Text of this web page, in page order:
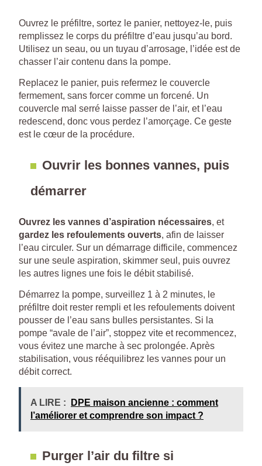
Ouvrez le préfiltre, sortez le panier, nettoyez-le, puis
remplissez le corps du préfiltre d’eau jusqu’au bord.
Utilisez un seau, ou un tuyau d’arrosage, l’idée est de
chasser l’air contenu dans la pompe.
Replacez le panier, puis refermez le couvercle
fermement, sans forcer comme un forcené. Un
couvercle mal serré laisse passer de l’air, et l’eau
redescend, donc vous perdez l’amorçage. Ce geste
est le cœur de la procédure.
Ouvrir les bonnes vannes, puis
démarrer
Ouvrez les vannes d’aspiration nécessaires, et
gardez les refoulements ouverts, afin de laisser
l’eau circuler. Sur un démarrage difficile, commencez
sur une seule aspiration, skimmer seul, puis ouvrez
les autres lignes une fois le débit stabilisé.
Démarrez la pompe, surveillez 1 à 2 minutes, le
préfiltre doit rester rempli et les refoulements doivent
pousser de l’eau sans bulles persistantes. Si la
pompe “avale de l’air”, stoppez vite et recommencez,
vous évitez une marche à sec prolongée. Après
stabilisation, vous rééquilibrez les vannes pour un
débit correct.
A LIRE :
DPE maison ancienne : comment
l’améliorer et comprendre son impact ?
Purger l’air du filtre si